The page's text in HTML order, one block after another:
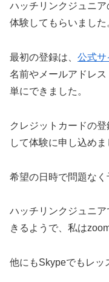
ハッチリンクジュニ
体験してもらいました
最初の登録は、 公式サ
名前やメールアドレ
単にできました。
クレジットカードの
して体験に申し込めま
希望の日時で問題なく
ハッチリンクジュニ
きるようで、私は
他にもSkypeでもレッ